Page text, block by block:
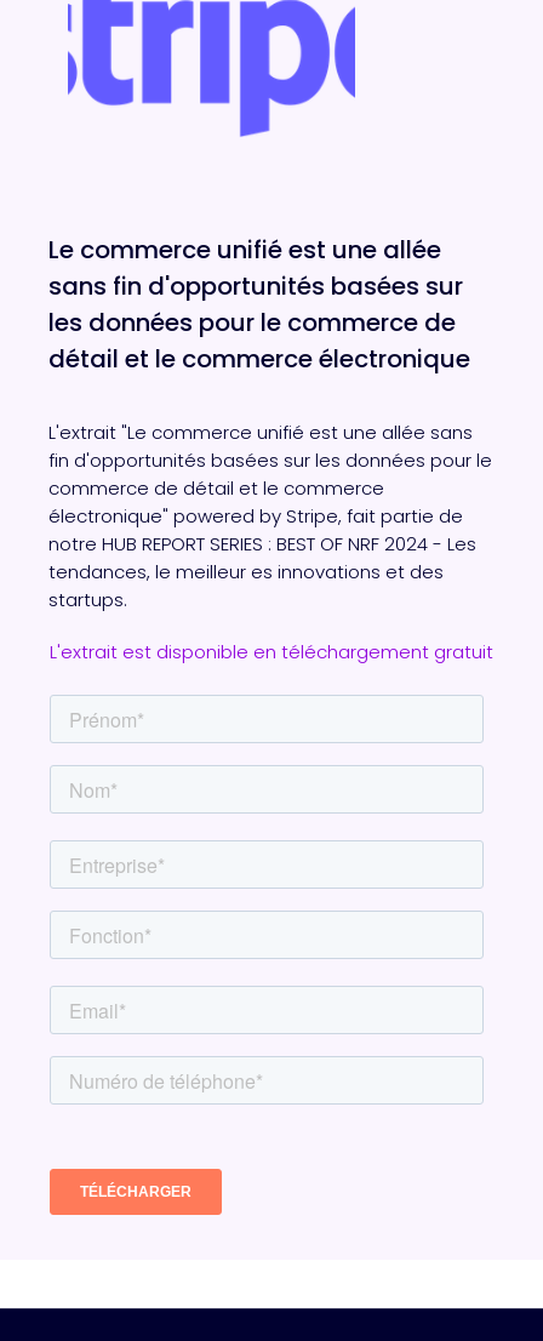
Le commerce unifié est une allée
sans fin d'opportunités basées sur
les données pour le commerce de
détail et le commerce électronique
L'extrait "Le commerce unifié est une allée sans
fin d'opportunités basées sur les données pour le
commerce de détail et le commerce
électronique" powered by Stripe, fait partie de
notre HUB REPORT SERIES : BEST OF NRF 2024 - Les
tendances, le meilleur es innovations et des
startups.
L'extrait est disponible en téléchargement gratuit